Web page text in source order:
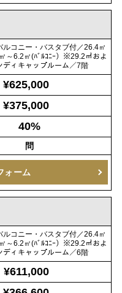
ルコニー・バスタブ付／26.4㎡
～6.2㎡(ﾊﾞﾙｺﾆｰ）※29.2㎡およ
ディキャップルーム／7階
¥625,000
¥375,000
40%
問
ォーム
ルコニー・バスタブ付／26.4㎡
～6.2㎡(ﾊﾞﾙｺﾆｰ）※29.2㎡およ
ディキャップルーム／6階
¥611,000